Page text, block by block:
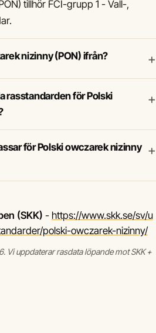
tillhör FCI-grupp 1 - Vall-,
nizinny (PON) ifrån? +
rasstandarden för Polski
+
för Polski owczarek nizinny +
(SKK) - https://www.skk.se/sv/u
polski-owczarek-nizinny/
Vi uppdaterar rasdata löpande mot SKK +